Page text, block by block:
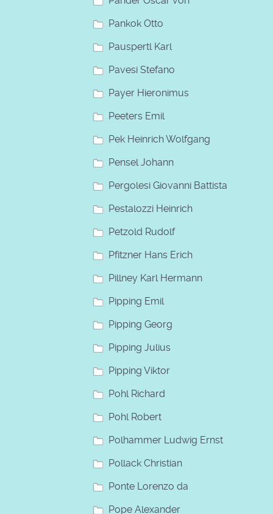
Pankok Otto
Pauspertl Karl
Pavesi Stefano
Payer Hieronimus
Peeters Emil
Pek Heinrich Wolfgang
Pensel Johann
Pergolesi Giovanni Battista
Pestalozzi Heinrich
Petzold Rudolf
Pfitzner Hans Erich
Pillney Karl Hermann
Pipping Emil
Pipping Georg
Pipping Julius
Pipping Viktor
Pohl Richard
Pohl Robert
Polhammer Ludwig Ernst
Pollack Christian
Ponte Lorenzo da
Pope Alexander